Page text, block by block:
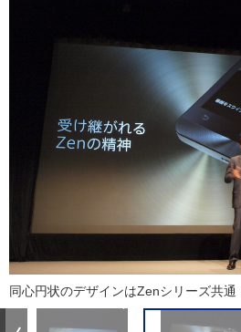
同心円状のデザインはZenシリーズ共通